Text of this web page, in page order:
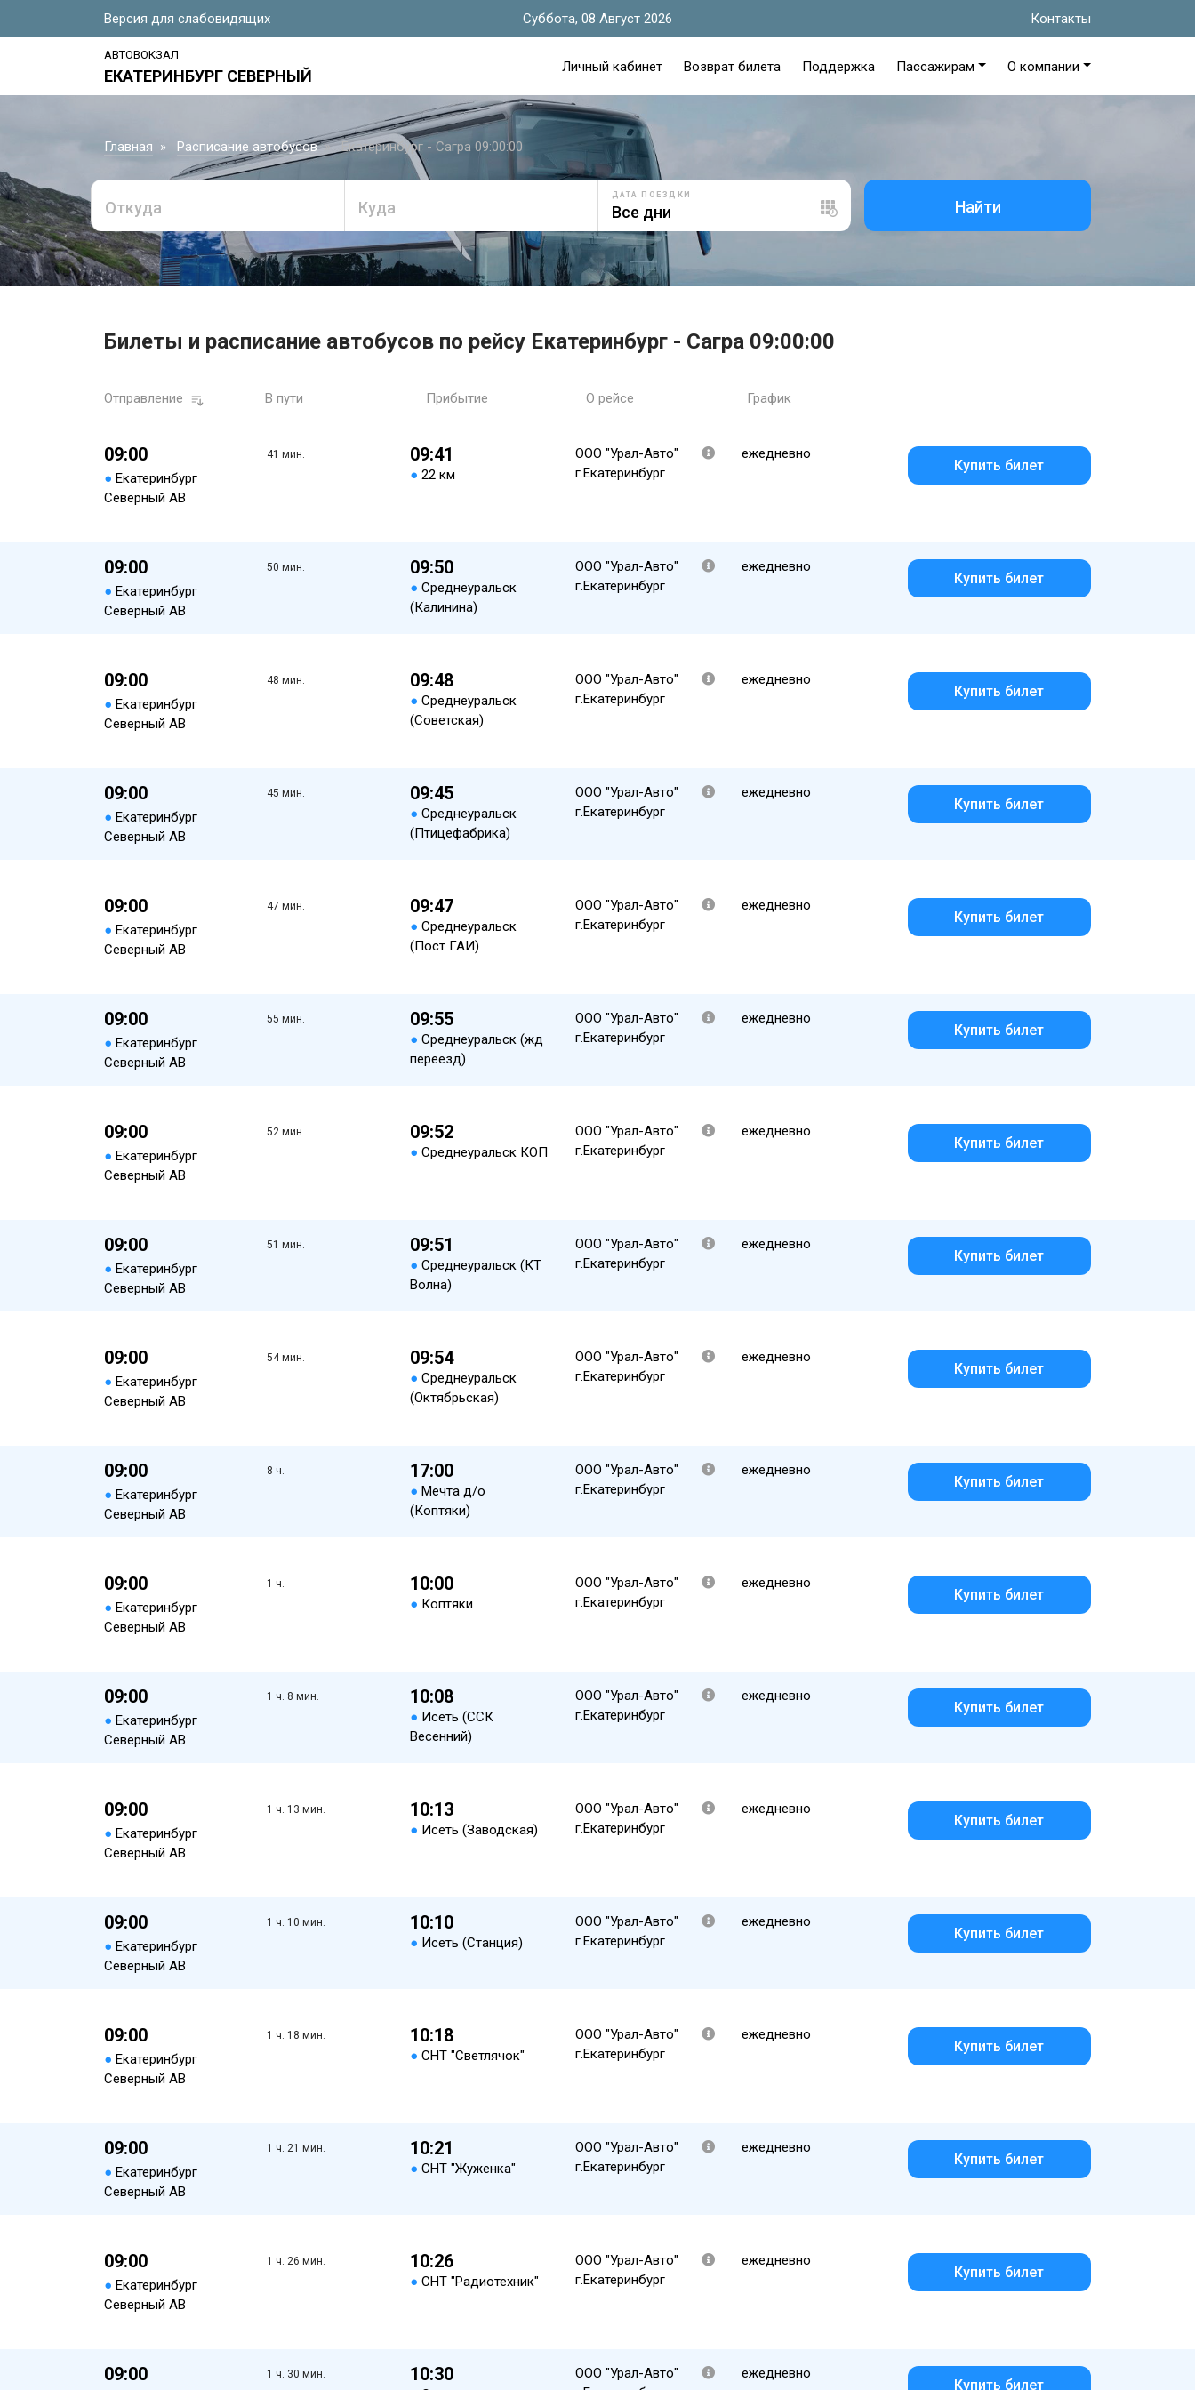
Версия для слабовидящих Суббота, 08 Август 2026 Контакты
АВТОВОКЗАЛ
ЕКАТЕРИНБУРГ СЕВЕРНЫЙ
Личный кабинет Возврат билета Поддержка Пассажирам О компании
Главная Расписание автобусов Екатеринбург - Сагра 09:00:00
Откуда Куда
ДАТА ПОЕЗДКИ
Найти
Билеты и расписание автобусов по рейсу Екатеринбург - Сагра 09:00:00
Отправление В пути Прибытие О рейсе График
09:00
● Екатеринбург
Северный АВ
41 мин. 09:41
● 22 км
ООО "Урал-Авто"
г.Екатеринбург
ежедневно
Купить билет
09:00
● Екатеринбург
Северный АВ
50 мин. 09:50
● Среднеуральск
(Калинина)
ООО "Урал-Авто"
г.Екатеринбург
ежедневно
Купить билет
09:00
● Екатеринбург
Северный АВ
48 мин. 09:48
● Среднеуральск
(Советская)
ООО "Урал-Авто"
г.Екатеринбург
ежедневно
Купить билет
09:00
● Екатеринбург
Северный АВ
45 мин. 09:45
● Среднеуральск
(Птицефабрика)
ООО "Урал-Авто"
г.Екатеринбург
ежедневно
Купить билет
09:00
● Екатеринбург
Северный АВ
47 мин. 09:47
● Среднеуральск
(Пост ГАИ)
ООО "Урал-Авто"
г.Екатеринбург
ежедневно
Купить билет
09:00
● Екатеринбург
Северный АВ
55 мин. 09:55
● Среднеуральск (жд
переезд)
ООО "Урал-Авто"
г.Екатеринбург
ежедневно
Купить билет
09:00
● Екатеринбург
Северный АВ
52 мин. 09:52
● Среднеуральск КОП
ООО "Урал-Авто"
г.Екатеринбург
ежедневно
Купить билет
09:00
● Екатеринбург
Северный АВ
51 мин. 09:51
● Среднеуральск (КТ
Волна)
ООО "Урал-Авто"
г.Екатеринбург
ежедневно
Купить билет
09:00
● Екатеринбург
Северный АВ
54 мин. 09:54
● Среднеуральск
(Октябрьская)
ООО "Урал-Авто"
г.Екатеринбург
ежедневно
Купить билет
09:00
● Екатеринбург
Северный АВ
8 ч. 17:00
● Мечта д/о
(Коптяки)
ООО "Урал-Авто"
г.Екатеринбург
ежедневно
Купить билет
09:00
● Екатеринбург
Северный АВ
1 ч. 10:00
● Коптяки
ООО "Урал-Авто"
г.Екатеринбург
ежедневно
Купить билет
09:00
● Екатеринбург
Северный АВ
1 ч. 8 мин. 10:08
● Исеть (ССК
Весенний)
ООО "Урал-Авто"
г.Екатеринбург
ежедневно
Купить билет
09:00
● Екатеринбург
Северный АВ
1 ч. 13 мин. 10:13
● Исеть (Заводская)
ООО "Урал-Авто"
г.Екатеринбург
ежедневно
Купить билет
09:00
● Екатеринбург
Северный АВ
1 ч. 10 мин. 10:10
● Исеть (Станция)
ООО "Урал-Авто"
г.Екатеринбург
ежедневно
Купить билет
09:00
● Екатеринбург
Северный АВ
1 ч. 18 мин. 10:18
● СНТ "Светлячок"
ООО "Урал-Авто"
г.Екатеринбург
ежедневно
Купить билет
09:00
● Екатеринбург
Северный АВ
1 ч. 21 мин. 10:21
● СНТ "Жуженка"
ООО "Урал-Авто"
г.Екатеринбург
ежедневно
Купить билет
09:00
● Екатеринбург
Северный АВ
1 ч. 26 мин. 10:26
● СНТ "Радиотехник"
ООО "Урал-Авто"
г.Екатеринбург
ежедневно
Купить билет
09:00 1 ч. 30 мин. 10:30
ООО "Урал-Авто"
ежедневно
Купить билет